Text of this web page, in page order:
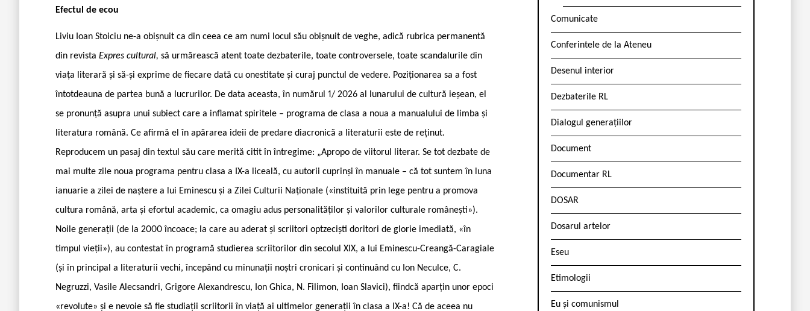
Efectul de ecou
Liviu Ioan Stoiciu ne-a obișnuit ca din ceea ce am numi locul său obișnuit de veghe, adică rubrica permanentă
din revista Expres cultural, să urmărească atent toate dezbaterile, toate controversele, toate scandalurile din
viața literară și să-și exprime de fiecare dată cu onestitate și curaj punctul de vedere. Poziționarea sa a fost
întotdeauna de partea bună a lucrurilor. De data aceasta, în numărul 1/ 2026 al lunarului de cultură ieșean, el
se pronunță asupra unui subiect care a inflamat spiritele – programa de clasa a noua a manualului de limba și
literatura română. Ce afirmă el în apărarea ideii de predare diacronică a literaturii este de reținut.
Reproducem un pasaj din textul său care merită citit în întregime: „Apropo de viitorul literar. Se tot dezbate de
mai multe zile noua programa pentru clasa a IX-a liceală, cu autorii cuprinși în manuale – că tot suntem în luna
ianuarie a zilei de naștere a lui Eminescu și a Zilei Culturii Naționale («instituită prin lege pentru a promova
cultura română, arta și efortul academic, ca omagiu adus personalităților și valorilor culturale românești»).
Noile generații (de la 2000 încoace; la care au aderat și scriitori optzeciști doritori de glorie imediată, «în
timpul vieții»), au contestat în programă studierea scriitorilor din secolul XIX, a lui Eminescu-Creangă-Caragiale
(și în principal a literaturii vechi, începând cu minunații noștri cronicari și continuând cu Ion Neculce, C.
Negruzzi, Vasile Alecsandri, Grigore Alexandrescu, Ion Ghica, N. Filimon, Ioan Slavici), fiindcă aparțin unor epoci
«revolute» și e nevoie să fie studiații scriitorii în viață ai ultimelor generații în clasa a IX-a! Că de aceea nu
Comunicate
Conferintele de la Ateneu
Desenul interior
Dezbaterile RL
Dialogul generațiilor
Document
Documentar RL
DOSAR
Dosarul artelor
Eseu
Etimologii
Eu și comunismul